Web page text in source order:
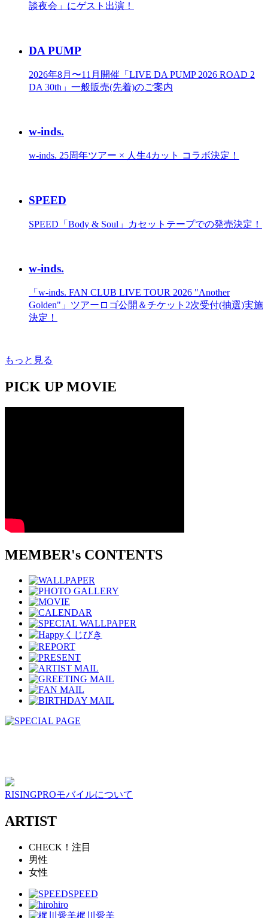
談夜会」にゲスト出演！
DA PUMP
2026年8月〜11月開催「LIVE DA PUMP 2026 ROAD 2
DA 30th」一般販売(先着)のご案内
w-inds.
w-inds. 25周年ツアー × 人生4カット コラボ決定！
SPEED
SPEED「Body & Soul」カセットテープでの発売決定！
w-inds.
「w-inds. FAN CLUB LIVE TOUR 2026 "Another
Golden"」ツアーロゴ公開＆チケット2次受付(抽選)実施
決定！
もっと見る
PICK UP MOVIE
MEMBER's CONTENTS
RISINGPROモバイルについて
ARTIST
CHECK！注目
男性
女性
SPEED
hiro
梶川愛美